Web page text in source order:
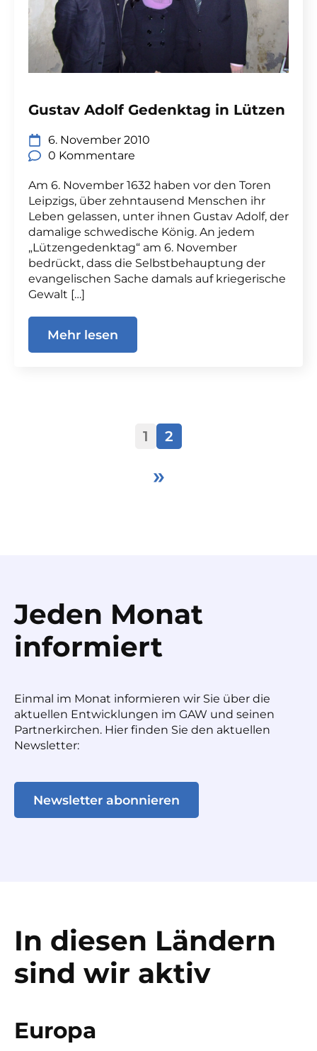
Gustav Adolf Gedenktag in Lützen
6. November 2010
0 Kommentare
Am 6. November 1632 haben vor den Toren
Leipzigs, über zehntausend Menschen ihr
Leben gelassen, unter ihnen Gustav Adolf, der
damalige schwedische König. An jedem
„Lützengedenktag“ am 6. November
bedrückt, dass die Selbstbehauptung der
evangelischen Sache damals auf kriegerische
Gewalt […]
Mehr lesen
1 2
»
Jeden Monat
informiert
Einmal im Monat informieren wir Sie über die
aktuellen Entwicklungen im GAW und seinen
Partnerkirchen. Hier finden Sie den aktuellen
Newsletter:
Newsletter abonnieren
In diesen Ländern
sind wir aktiv
Europa